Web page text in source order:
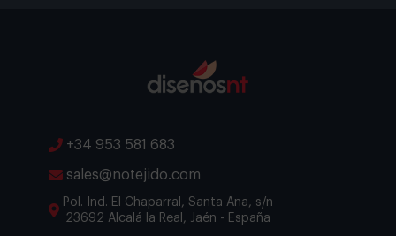
+34 953 581 683
sales@notejido.com
Pol. Ind. El Chaparral, Santa Ana, s/n
23692 Alcalá la Real, Jaén - España